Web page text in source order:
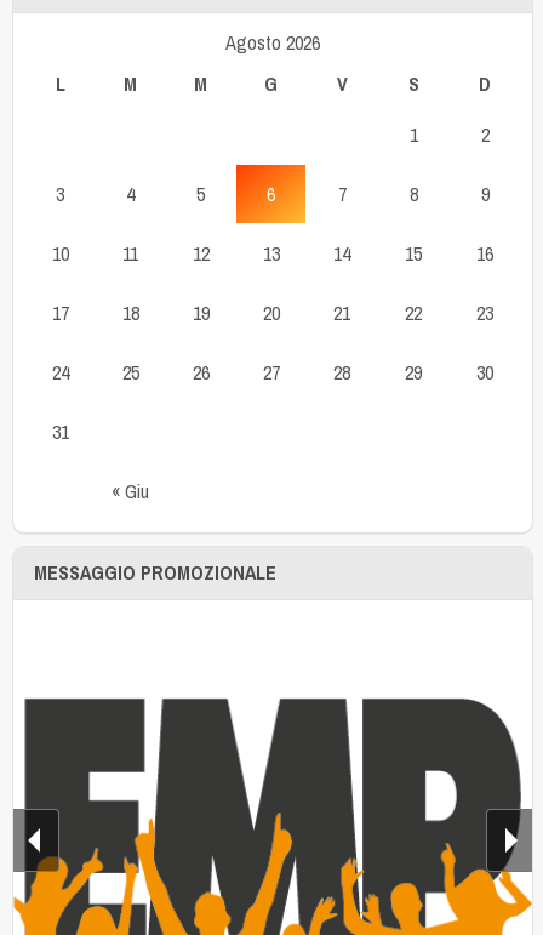
Agosto 2026
L
M M G V S D
« Giu
1 2
3 4 5 6 7 8 9
10 11 12 13 14 15 16
17 18 19 20 21 22 23
24 25 26 27 28 29 30
31
MESSAGGIO PROMOZIONALE